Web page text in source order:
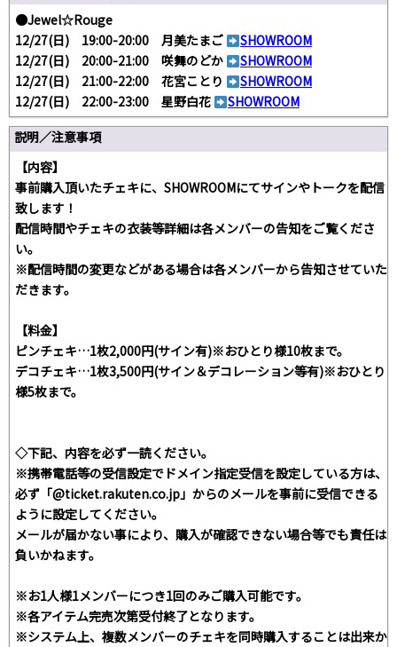
●Jewel☆Rouge
12/27(日) 19:00-20:00 月美たまご
SHOWROOM
12/27(日) 20:00-21:00 咲舞のどか
SHOWROOM
12/27(日) 21:00-22:00 花宮ことり
SHOWROOM
12/27(日) 22:00-23:00 星野白花
SHOWROOM
説明／注意事項
【内容】
事前購入頂いたチェキに、SHOWROOMにてサインやトークを配信
致します！
配信時間やチェキの衣装等詳細は各メンバーの告知をご覧くださ
い。
※配信時間の変更などがある場合は各メンバーから告知させていた
だきます。
【料金】
ピンチェキ…1枚2,000円(サイン有)※おひとり様10枚まで。
デコチェキ…1枚3,500円(サイン＆デコレーション等有)※おひとり
様5枚まで。
◇下記、内容を必ず一読ください。
※携帯電話等の受信設定でドメイン指定受信を設定している方は、
必ず「@ticket.rakuten.co.jp」からのメールを事前に受信できる
ように設定してください。
メールが届かない事により、購入が確認できない場合等でも責任は
負いかねます。
※お1人様1メンバーにつき1回のみご購入可能です。
※各アイテム完売次第受付終了となります。
※システム上、複数メンバーのチェキを同時購入することは出来か